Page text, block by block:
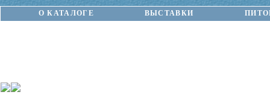
О КАТАЛОГЕ ВЫСТАВКИ